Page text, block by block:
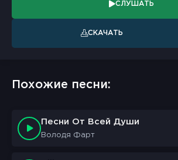
СЛУШАТЬ
СКАЧАТЬ
Похожие песни:
Песни От Всей Души
Володя Фарт